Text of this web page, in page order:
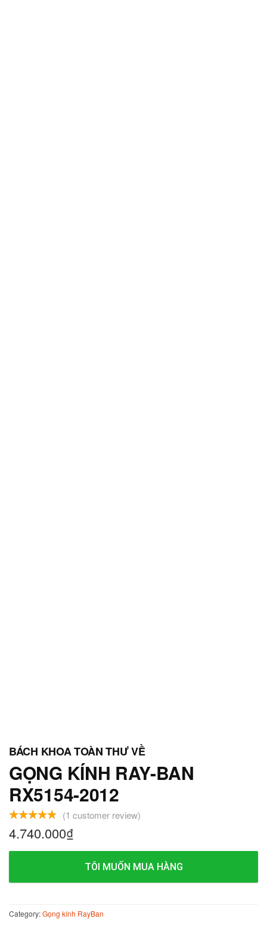
GỌNG KÍNH RAY-BAN
RX5154-2012
(1 customer review)
4.740.000₫
TÔI MUỐN MUA HÀNG
Category:Gọng kính RayBan